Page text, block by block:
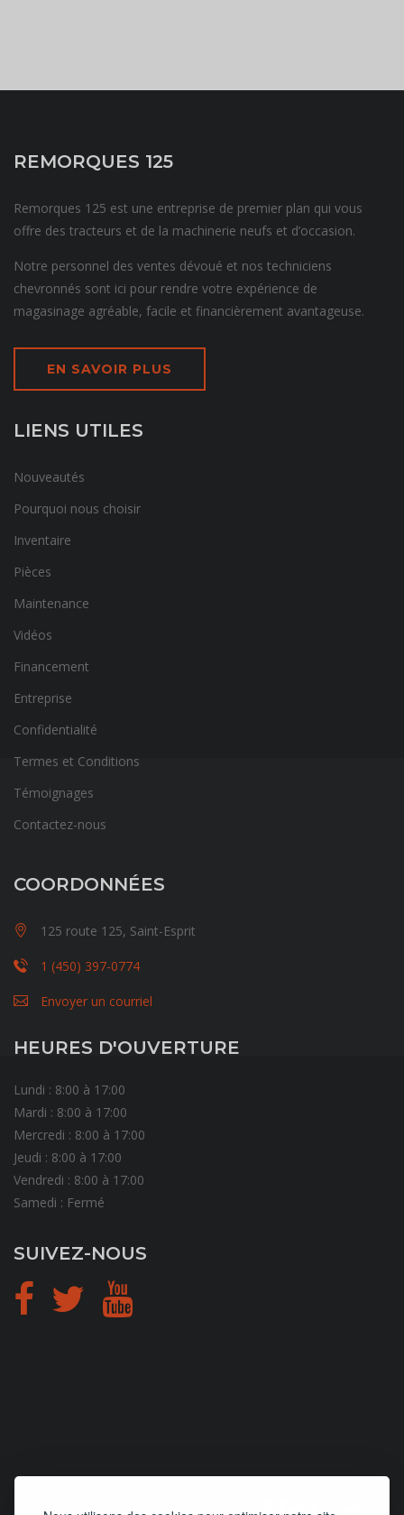
REMORQUES 125
Remorques 125 est une entreprise de premier plan qui vous
offre des tracteurs et de la machinerie neufs et d’occasion.
Notre personnel des ventes dévoué et nos techniciens
chevronnés sont ici pour rendre votre expérience de
magasinage agréable, facile et financièrement avantageuse.
EN SAVOIR PLUS
LIENS UTILES
Nouveautés
Pourquoi nous choisir
Inventaire
Pièces
Maintenance
Vidéos
Financement
Entreprise
Confidentialité
Termes et Conditions
Témoignages
Contactez-nous
COORDONNÉES
125 route 125, Saint-Esprit
1 (450) 397-0774
Envoyer un courriel
HEURES D'OUVERTURE
Lundi : 8:00 à 17:00
Mardi : 8:00 à 17:00
Mercredi : 8:00 à 17:00
Jeudi : 8:00 à 17:00
Vendredi : 8:00 à 17:00
Samedi : Fermé
SUIVEZ-NOUS